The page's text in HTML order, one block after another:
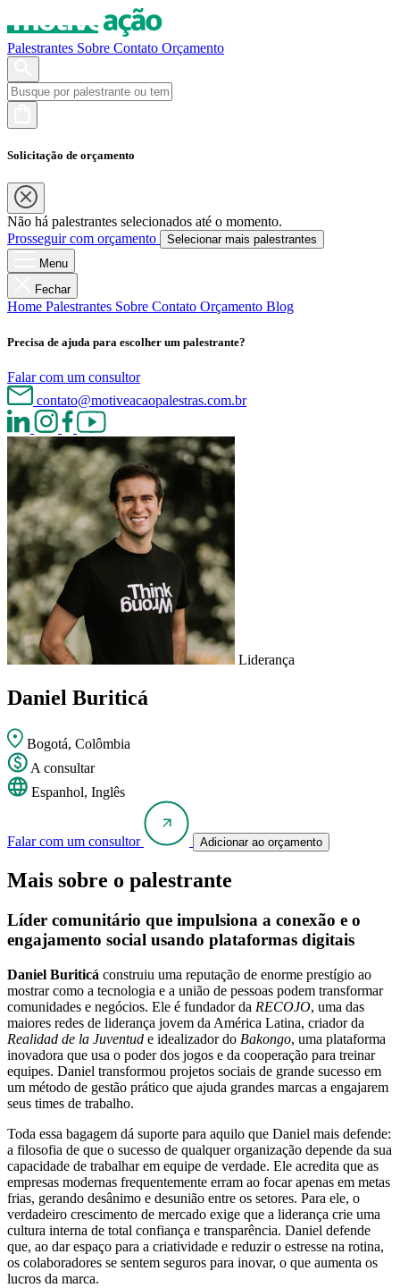
Palestrantes Sobre Contato Orçamento
Solicitação de orçamento
Não há palestrantes selecionados até o momento.
Prosseguir com orçamento
Selecionar mais palestrantes
Menu
Fechar
Home Palestrantes Sobre Contato Orçamento Blog
Precisa de ajuda para escolher um palestrante?
Falar com um consultor
contato@motiveacaopalestras.com.br
Liderança
Daniel Buriticá
Bogotá, Colômbia
A consultar
Espanhol, Inglês
Falar com um consultor Adicionar ao orçamento
Mais sobre o palestrante
Líder comunitário que impulsiona a conexão e o
engajamento social usando plataformas digitais
Daniel Buriticá construiu uma reputação de enorme prestígio ao
mostrar como a tecnologia e a união de pessoas podem transformar
comunidades e negócios. Ele é fundador da RECOJO, uma das
maiores redes de liderança jovem da América Latina, criador da
Realidad de la Juventud e idealizador do Bakongo, uma plataforma
inovadora que usa o poder dos jogos e da cooperação para treinar
equipes. Daniel transformou projetos sociais de grande sucesso em
um método de gestão prático que ajuda grandes marcas a engajarem
seus times de trabalho.
Toda essa bagagem dá suporte para aquilo que Daniel mais defende:
a filosofia de que o sucesso de qualquer organização depende da sua
capacidade de trabalhar em equipe de verdade. Ele acredita que as
empresas modernas frequentemente erram ao focar apenas em metas
frias, gerando desânimo e desunião entre os setores. Para ele, o
verdadeiro crescimento de mercado exige que a liderança crie uma
cultura interna de total confiança e transparência. Daniel defende
que, ao dar espaço para a criatividade e reduzir o estresse na rotina,
os colaboradores se sentem seguros para inovar, o que aumenta os
lucros da marca.